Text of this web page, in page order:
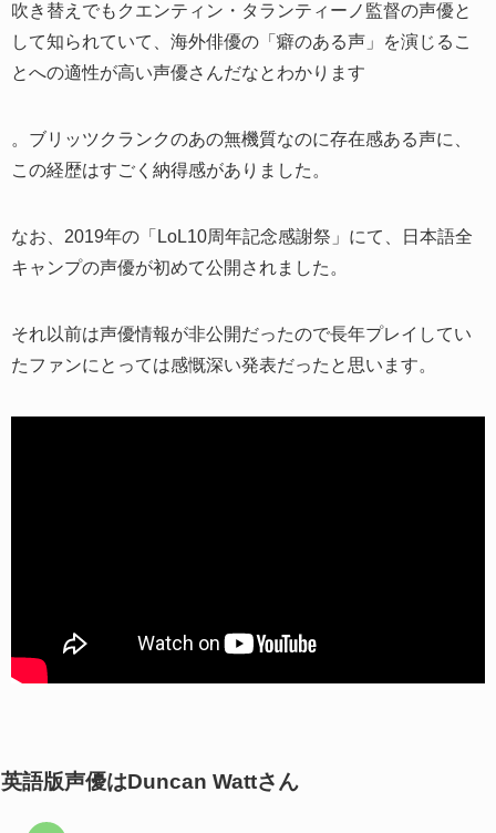
吹き替えでもクエンティン・タランティーノ監督の声優と
して知られていて、海外俳優の「癖のある声」を演じるこ
とへの適性が高い声優さんだなとわかります
。ブリッツクランクのあの無機質なのに存在感ある声に、
この経歴はすごく納得感がありました。
なお、2019年の「LoL10周年記念感謝祭」にて、日本語全
キャンプの声優が初めて公開されました。
それ以前は声優情報が非公開だったので長年プレイしてい
たファンにとっては感慨深い発表だったと思います。
英語版声優はDuncan Wattさん